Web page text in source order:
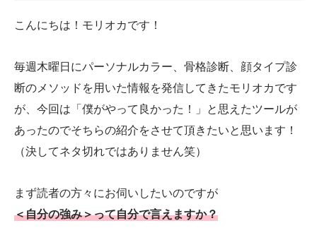
こんにちは！モリオカです！
毎週木曜日にパーソナルカラー、骨格診断、顔タイプ診
断のメソッドを用いた情報を発信してきたモリオカです
が、今回は「僕がやって良かった！」と思えたツールが
あったのでそちらの紹介をさせて頂きたいと思います！
（決してネタ切れではありません笑）
まず読者の方々にお伺いしたいのですが
＜自分の強み＞って自分で言えますか？